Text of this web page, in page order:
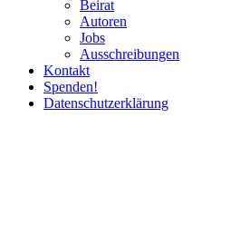
Beirat
Autoren
Jobs
Ausschrei­bungen
Kontakt
Spenden!
Daten­schutz­er­klärung